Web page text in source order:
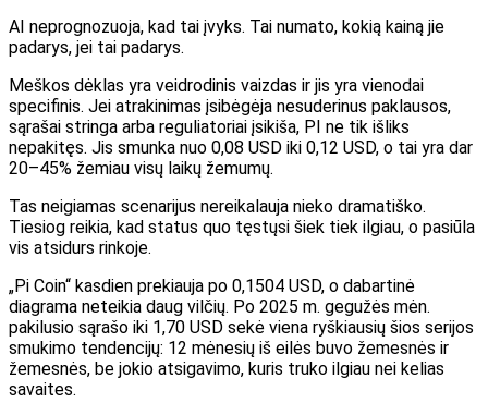
AI neprognozuoja, kad tai įvyks. Tai numato, kokią kainą jie
padarys, jei tai padarys.
Meškos dėklas yra veidrodinis vaizdas ir jis yra vienodai
specifinis. Jei atrakinimas įsibėgėja nesuderinus paklausos,
sąrašai stringa arba reguliatoriai įsikiša, PI ne tik išliks
nepakitęs. Jis smunka nuo 0,08 USD iki 0,12 USD, o tai yra dar
20–45% žemiau visų laikų žemumų.
Tas neigiamas scenarijus nereikalauja nieko dramatiško.
Tiesiog reikia, kad status quo tęstųsi šiek tiek ilgiau, o pasiūla
vis atsidurs rinkoje.
„Pi Coin“ kasdien prekiauja po 0,1504 USD, o dabartinė
diagrama neteikia daug vilčių. Po 2025 m. gegužės mėn.
pakilusio sąrašo iki 1,70 USD sekė viena ryškiausių šios serijos
smukimo tendencijų: 12 mėnesių iš eilės buvo žemesnės ir
žemesnės, be jokio atsigavimo, kuris truko ilgiau nei kelias
savaites.